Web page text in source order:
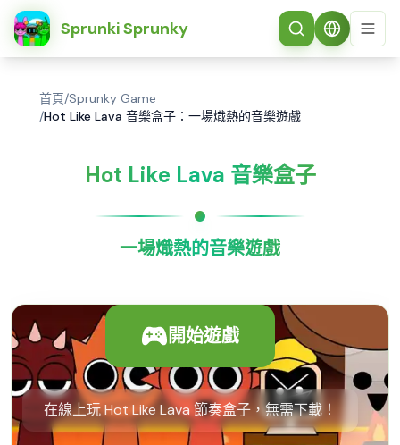
Sprunki Sprunky
简体中文
首頁/Sprunky Game
/Hot Like Lava 音樂盒子：一場熾熱的音樂遊戲
Hot Like Lava 音樂盒子
一場熾熱的音樂遊戲
開始遊戲
在線上玩 Hot Like Lava 節奏盒子，無需下載！